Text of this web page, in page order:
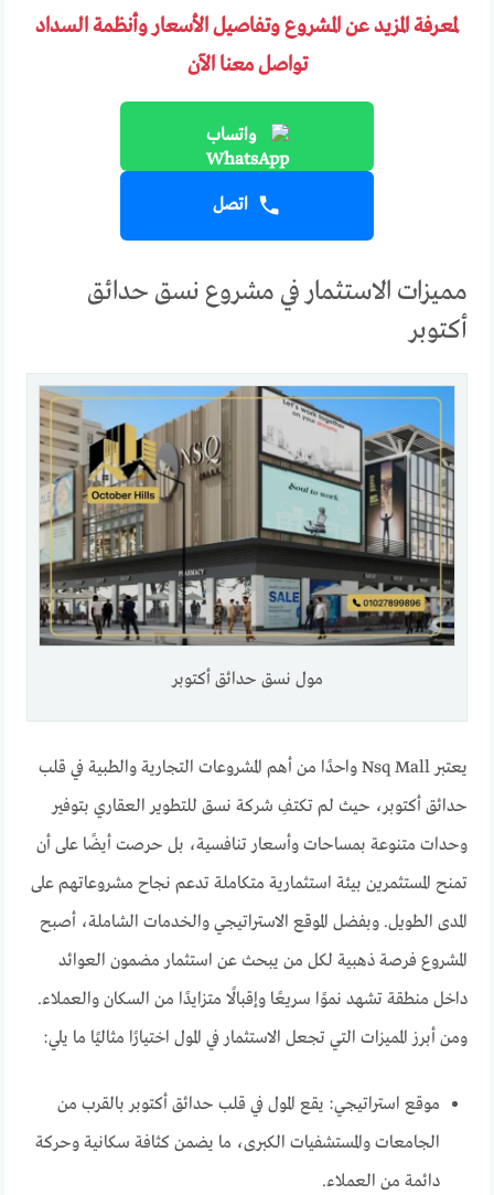
لمعرفة المزيد عن المشروع وتفاصيل الأسعار وأنظمة السداد
تواصل معنا الآن
واتساب
اتصل
مميزات الاستثمار في مشروع نسق حدائق
أكتوبر
مول نسق حدائق أكتوبر
يعتبر Nsq Mall واحدًا من أهم المشروعات التجارية والطبية في قلب
حدائق أكتوبر، حيث لم تكتفِ شركة نسق للتطوير العقاري بتوفير
وحدات متنوعة بمساحات وأسعار تنافسية، بل حرصت أيضًا على أن
تمنح المستثمرين بيئة استثمارية متكاملة تدعم نجاح مشروعاتهم على
المدى الطويل. وبفضل الموقع الاستراتيجي والخدمات الشاملة، أصبح
المشروع فرصة ذهبية لكل من يبحث عن استثمار مضمون العوائد
داخل منطقة تشهد نموًا سريعًا وإقبالًا متزايدًا من السكان والعملاء.
ومن أبرز المميزات التي تجعل الاستثمار في المول اختيارًا مثاليًا ما يلي:
موقع استراتيجي: يقع المول في قلب حدائق أكتوبر بالقرب من
الجامعات والمستشفيات الكبرى، ما يضمن كثافة سكانية وحركة
دائمة من العملاء.